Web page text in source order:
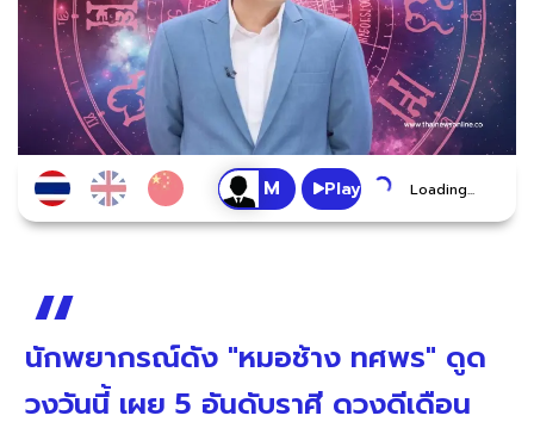
Play Loading...
นักพยากรณ์ดัง "หมอช้าง ทศพร" ดูด
วงวันนี้ เผย 5 อันดับราศี ดวงดีเดือน